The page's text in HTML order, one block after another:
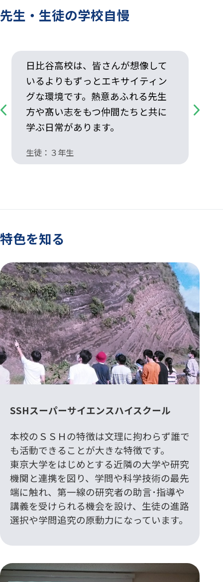
先生・生徒の学校自慢
Previous
日比谷高校は、皆さんが想像して
いるよりもずっとエキサイティン
グな環境です。熱意あふれる先生
方や髙い志をもつ仲間たちと共に
学ぶ日常があります。
生徒：３年生
Next
特色を知る
SSHスーパーサイエンスハイスクール
本校のＳＳＨの特徴は文理に拘わらず誰で
も活動できることが大きな特徴です。
東京大学をはじめとする近隣の大学や研究
機関と連携を図り、学問や科学技術の最先
端に触れ、第一線の研究者の助言･指導や
講義を受けられる機会を設け、生徒の進路
選択や学問追究の原動力になっています。